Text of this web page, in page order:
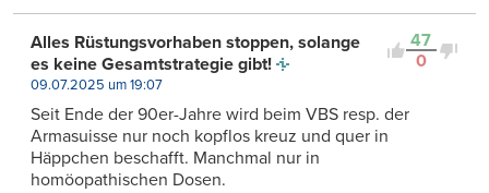
47
0
Alles Rüstungsvorhaben stoppen, solange
es keine Gesamtstrategie gibt!
09.07.2025 um 19:07
Seit Ende der 90er-Jahre wird beim VBS resp. der
Armasuisse nur noch kopflos kreuz und quer in
Häppchen beschafft. Manchmal nur in
homöopathischen Dosen.